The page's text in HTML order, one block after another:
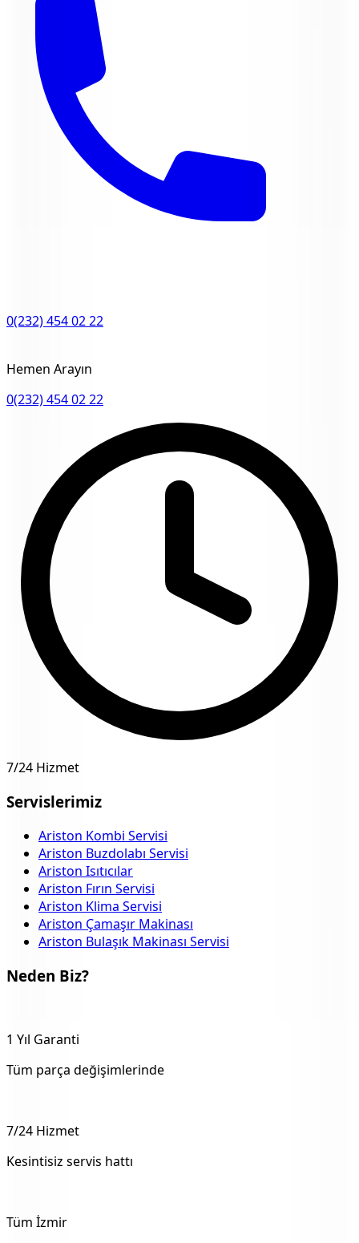
0(232) 454 02 22
Hemen Arayın
0(232) 454 02 22
7/24 Hizmet
Servislerimiz
Ariston Kombi Servisi
Ariston Buzdolabı Servisi
Ariston Isıtıcılar
Ariston Fırın Servisi
Ariston Klima Servisi
Ariston Çamaşır Makinası
Ariston Bulaşık Makinası Servisi
Neden Biz?
1 Yıl Garanti
Tüm parça değişimlerinde
7/24 Hizmet
Kesintisiz servis hattı
Tüm İzmir